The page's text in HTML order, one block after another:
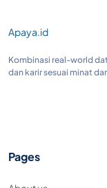
Apaya.id
Kombinasi real-world
dan karir sesuai minat
Pages